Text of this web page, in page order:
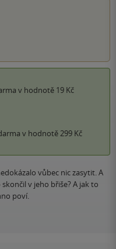
v hodnotě 19 Kč
v hodnotě 299 Kč
vůbec nic zasytit. A
v jeho břiše? A jak to
poví.